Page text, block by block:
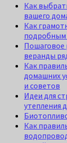
Как
вашего
Как
подробным
Пошаговое
веранды
Как
домашних
и советов
Идеи для
утепления
Как